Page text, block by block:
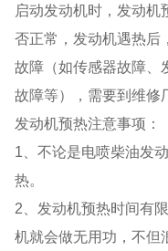
启动发动机时，发动机
否正常，发动机遇热后
故障（如传感器故障、
故障等），需要到维修
发动机预热注意事项：
1、不论是电喷柴油发
热。
2、发动机预热时间有
机就会做无用功，不但